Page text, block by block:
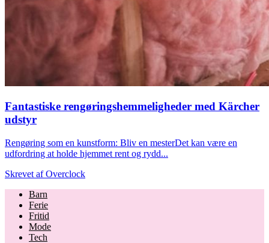
Fantastiske rengøringshemmeligheder med Kärcher
udstyr
Rengøring som en kunstform: Bliv en mesterDet kan være en
udfordring at holde hjemmet rent og rydd...
Skrevet afOverclock
Barn
Ferie
Fritid
Mode
Tech